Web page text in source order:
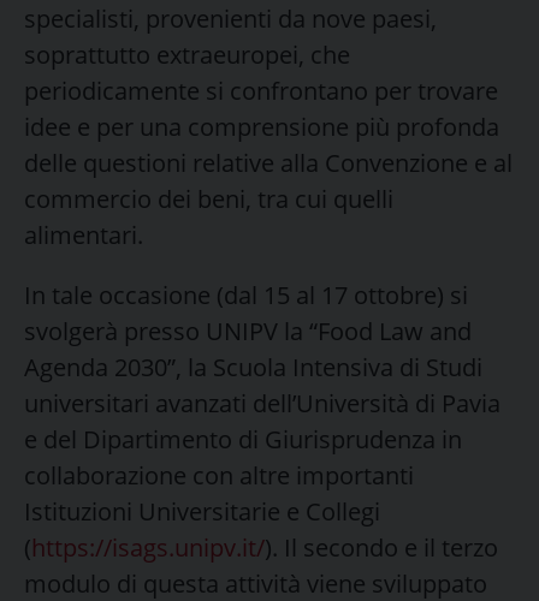
specialisti, provenienti da nove paesi,
soprattutto extraeuropei, che
periodicamente si confrontano per trovare
idee e per una comprensione più profonda
delle questioni relative alla Convenzione e al
commercio dei beni, tra cui quelli
alimentari.
In tale occasione (dal 15 al 17 ottobre) si
svolgerà presso UNIPV la “Food Law and
Agenda 2030”, la Scuola Intensiva di Studi
universitari avanzati dell’Università di Pavia
e del Dipartimento di Giurisprudenza in
collaborazione con altre importanti
Istituzioni Universitarie e Collegi
(https://isags.unipv.it/). Il secondo e il terzo
modulo di questa attività viene sviluppato